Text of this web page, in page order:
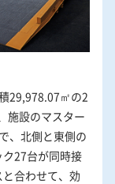
29,978.07㎡の2
施設のマスター
、北側と東側の
27台が同時接
合わせて、効